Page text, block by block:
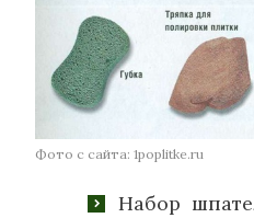
Фото с сайта: 1poplitke.ru
Набор